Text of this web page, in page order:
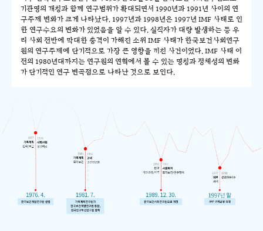
기관명의 개칭과 함께 연구범위가 확대되면서 1990년과 1991년 사이의 연
구주제 변화가 크게 나타났다. 1997년과 1998년은 1997년 IMF 사태로 인
한 연구수요의 변화가 있었음을 알 수 있다. 실직자가 대량 발생하는 등 우
리 사회 전반에 막대한 충격이 가해진 소위 IMF 사태가 한국보건사회연구
원의 연구주제에 단기적으로 가장 큰 영향을 끼친 사건이었다. IMF 사태 이
전의 1980년대까지는 연구원의 연혁에서 볼 수 있는 명칭과 정체성의 변화
가 단기적인 연구 변곡점으로 나타난 것으로 보인다.